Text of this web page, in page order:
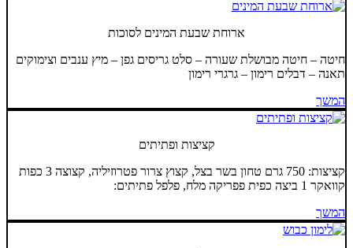
ארוחת שבעת המינים לסוכות
חיטה – חיטה מבושלת שעורה – סלט גריסים גפן – מיץ ענבים וצימוקים
תאנה – דבלים רימון – גרגרי רימון
המשך
קציצות ופתיתים
קציצות: 750 גרם טחון בשר בצל, קצוץ צרור פטרוזיליה, קצוצה 3 כפות
קוואקר 1 ביצה כפית פפריקה מלח, פלפל פתיתים:
המשך